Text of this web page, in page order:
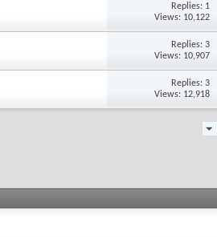
Replies: 1
Views: 10,122
Replies: 3
Views: 10,907
Replies: 3
Views: 12,918